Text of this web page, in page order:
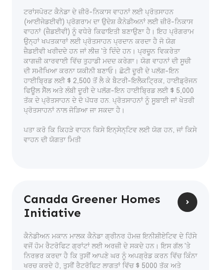
ਟਰਾਂਸਪੋਰਟ ਕੈਨੇਡਾ ਦੇ ਜ਼ੀਰੋ-ਨਿਕਾਸ ਵਾਹਨਾਂ ਲਈ ਪ੍ਰੋਤਸਾਹਨ
(ਆਈਜੇਡਈਵੀ) ਪ੍ਰੋਗਰਾਮ ਦਾ ਉਦੇਸ਼ ਕੈਨੇਡੀਅਨਾਂ ਲਈ ਜ਼ੀਰੋ-ਨਿਕਾਸ
ਵਾਹਨਾਂ (ਜ਼ੈਡਈਵੀ) ਨੂੰ ਵਧੇਰੇ ਕਿਫਾਇਤੀ ਬਣਾਉਣਾ ਹੈ। ਇਹ ਪ੍ਰੋਗਰਾਮ
ਉਨ੍ਹਾਂ ਖਪਤਕਾਰਾਂ ਲਈ ਪ੍ਰੋਤਸਾਹਨ ਪ੍ਰਦਾਨ ਕਰਦਾ ਹੈ ਜੋ ਯੋਗ
ਜ਼ੈਡਈਵੀ ਖਰੀਦਦੇ ਹਨ ਜਾਂ ਲੀਜ਼ 'ਤੇ ਦਿੰਦੇ ਹਨ। ਪ੍ਰਚੂਨ ਵਿਕਰੇਤਾ
ਕਾਗਜ਼ੀ ਕਾਰਵਾਈ ਵਿੱਚ ਤੁਹਾਡੀ ਮਦਦ ਕਰੇਗਾ। ਯੋਗ ਵਾਹਨਾਂ ਦੀ ਸੂਚੀ
ਦੀ ਸਮੀਖਿਆ ਕਰਨਾ ਯਕੀਨੀ ਬਣਾਓ। ਛੋਟੀ ਦੂਰੀ ਦੇ ਪਲੱਗ-ਇਨ
ਹਾਈਬ੍ਰਿਡ ਲਈ $ 2,500 ਤੋਂ ਲੈ ਕੇ ਬੈਟਰੀ-ਇਲੈਕਟ੍ਰਿਕ, ਹਾਈਡ੍ਰੋਜਨ
ਫਿਊਲ ਸੈੱਲ ਅਤੇ ਲੰਬੀ ਦੂਰੀ ਦੇ ਪਲੱਗ-ਇਨ ਹਾਈਬ੍ਰਿਡ ਲਈ $ 5,000
ਤੱਕ ਦੇ ਪ੍ਰੋਤਸਾਹਨ ਦੇ ਦੋ ਪੱਧਰ ਹਨ. ਪ੍ਰੋਤਸਾਹਨਾਂ ਨੂੰ ਸੂਬਾਈ ਜਾਂ ਖੇਤਰੀ
ਪ੍ਰੋਤਸਾਹਨਾਂ ਨਾਲ ਜੋੜਿਆ ਜਾ ਸਕਦਾ ਹੈ।
ਪਤਾ ਕਰੋ ਕਿ ਕਿਹੜੇ ਵਾਹਨ ਕਿਸੇ ਇਨ੍ਸੇਨ੍ਟਿਵ ਲਈ ਯੋਗ ਹਨ, ਜਾਂ ਕਿਸੇ
ਵਾਹਨ ਦੀ ਯੋਗਤਾ ਮਿਤੀ
Canada Greener Homes
Initiative
ਕੈਨੇਡੀਅਨ ਮਕਾਨ ਮਾਲਕ ਕੈਨੇਡਾ ਗ੍ਰੀਨਰ ਹੋਮਜ਼ ਇਨੀਸ਼ੀਏਟਿਵ ਦੇ ਹਿੱਸੇ
ਵਜੋਂ ਹੋਮ ਰੈਟਰੋਫਿਟ ਗ੍ਰਾਂਟਾਂ ਲਈ ਅਰਜ਼ੀ ਦੇ ਸਕਦੇ ਹਨ। ਇਸ ਗੱਲ 'ਤੇ
ਨਿਰਭਰ ਕਰਦਾ ਹੈ ਕਿ ਤੁਸੀਂ ਆਪਣੇ ਘਰ ਨੂੰ ਅਪਗ੍ਰੇਡ ਕਰਨ ਵਿੱਚ ਕਿੰਨਾ
ਖਰਚ ਕਰਦੇ ਹੋ, ਤੁਸੀਂ ਰੈਟਰੋਫਿਟ ਲਾਗਤਾਂ ਵਿੱਚ $ 5000 ਤੱਕ ਅਤੇ